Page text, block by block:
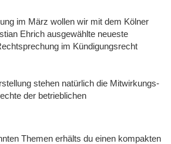
im März wollen wir mit dem Kölner
Ehrich ausgewählte neueste
im Kündigungsrecht
stehen natürlich die Mitwirkungs-
der betrieblichen
Themen erhälts du einen kompakten